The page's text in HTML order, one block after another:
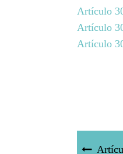
Artículo
Artículo
Artículo